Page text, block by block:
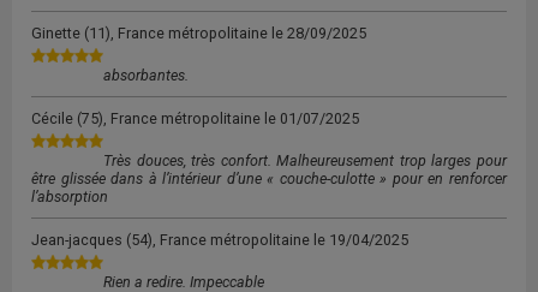
Ginette (11), France métropolitaine le 28/09/2025
absorbantes.
Cécile (75), France métropolitaine le 01/07/2025
Très douces, très confort. Malheureusement trop larges pour
être glissée dans à l’intérieur d’une « couche-culotte » pour en renforcer
l’absorption
Jean-jacques (54), France métropolitaine le 19/04/2025
Rien a redire. Impeccable